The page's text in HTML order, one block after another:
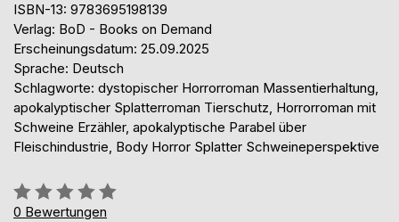
ISBN-13: 9783695198139
Verlag: BoD - Books on Demand
Erscheinungsdatum: 25.09.2025
Sprache: Deutsch
Schlagworte: dystopischer Horrorroman Massentierhaltung,
apokalyptischer Splatterroman Tierschutz, Horrorroman mit
Schweine Erzähler, apokalyptische Parabel über
Fleischindustrie, Body Horror Splatter Schweineperspektive
Bewertung::
0%
0 Bewertungen